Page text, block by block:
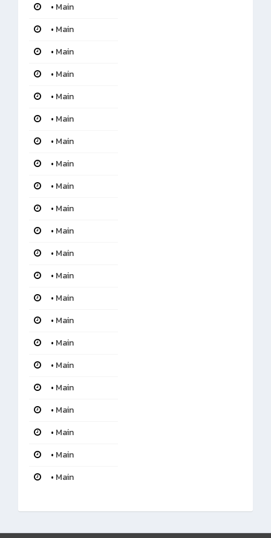
• Main
• Main
• Main
• Main
• Main
• Main
• Main
• Main
• Main
• Main
• Main
• Main
• Main
• Main
• Main
• Main
• Main
• Main
• Main
• Main
• Main
• Main